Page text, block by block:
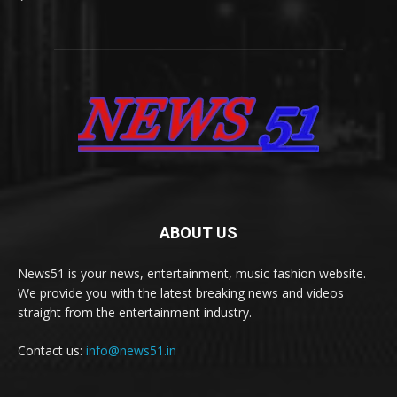
ABOUT US
News51 is your news, entertainment, music fashion website.
We provide you with the latest breaking news and videos
straight from the entertainment industry.
Contact us: info@news51.in